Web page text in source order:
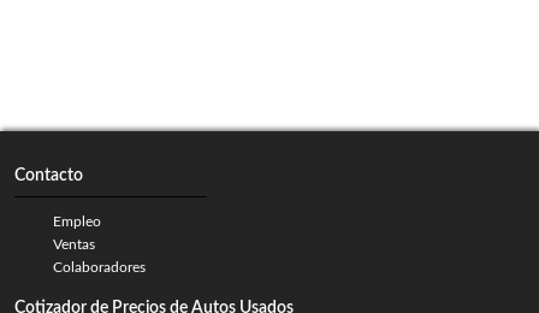
Contacto
Empleo
Ventas
Colaboradores
Cotizador de Precios de Autos Usados